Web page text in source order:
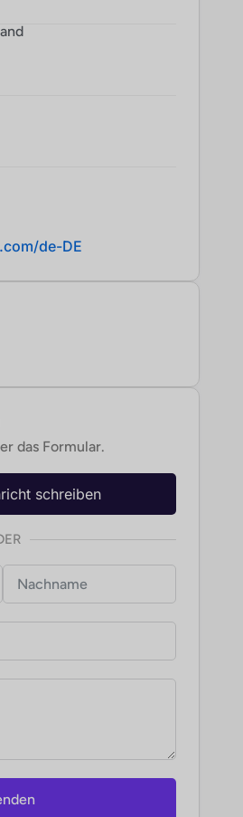
de-DE
das Formular.
schreiben